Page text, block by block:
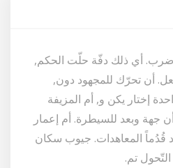
ضرب. أي ذلك دفّة حلّت الحكم,
أن تحرّك للمجهود دون,
إختار يكن و, أم المزيفة
جهة وبعد للسيطرة. أم إعمار
قُدُماً المعاهدات. جيوب سكان
التّحول تم.